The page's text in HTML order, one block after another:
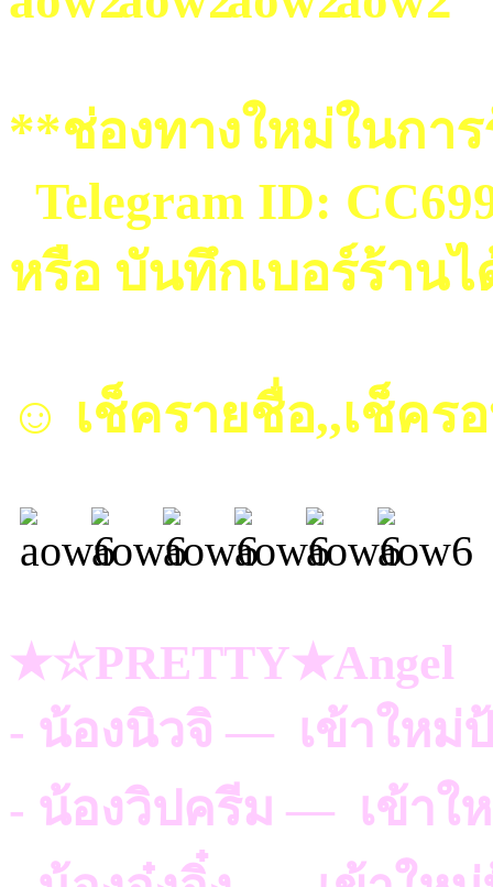
**ช่องทางใหม่ในกา
Telegram ID:
หรือ บันทึกเบอร์ร้านไ
☺ เช็ครายชื่อ,,เช็คร
★☆PRETTY★Angel
- น้องนิวจิ — เข้าใหม่
- น้องวิปครีม — เข้าใ